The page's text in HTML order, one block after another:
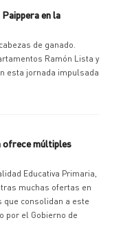
en la
de ganado.
Ramón Lista y
esta jornada impulsada
ofrece múltiples
Educativa Primaria,
muchas ofertas en
consolidan a este
por el Gobierno de